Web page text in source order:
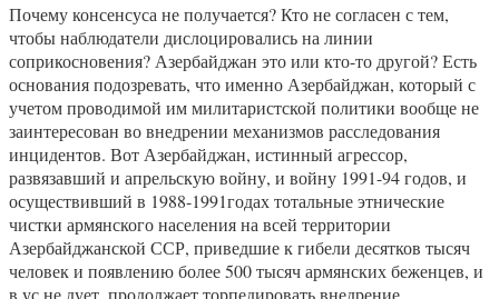
Почему консенсуса не получается? Кто не согласен с тем,
чтобы наблюдатели дислоцировались на линии
соприкосновения? Азербайджан это или кто-то другой? Есть
основания подозревать, что именно Азербайджан, который с
учетом проводимой им милитаристской политики вообще не
заинтересован во внедрении механизмов расследования
инцидентов. Вот Азербайджан, истинный агрессор,
развязавший и апрельскую войну, и войну 1991-94 годов, и
осуществивший в 1988-1991годах тотальные этнические
чистки армянского населения на всей территории
Азербайджанской ССР, приведшие к гибели десятков тысяч
человек и появлению более 500 тысяч армянских беженцев, и
в ус не дует, продолжает торпедировать внедрение